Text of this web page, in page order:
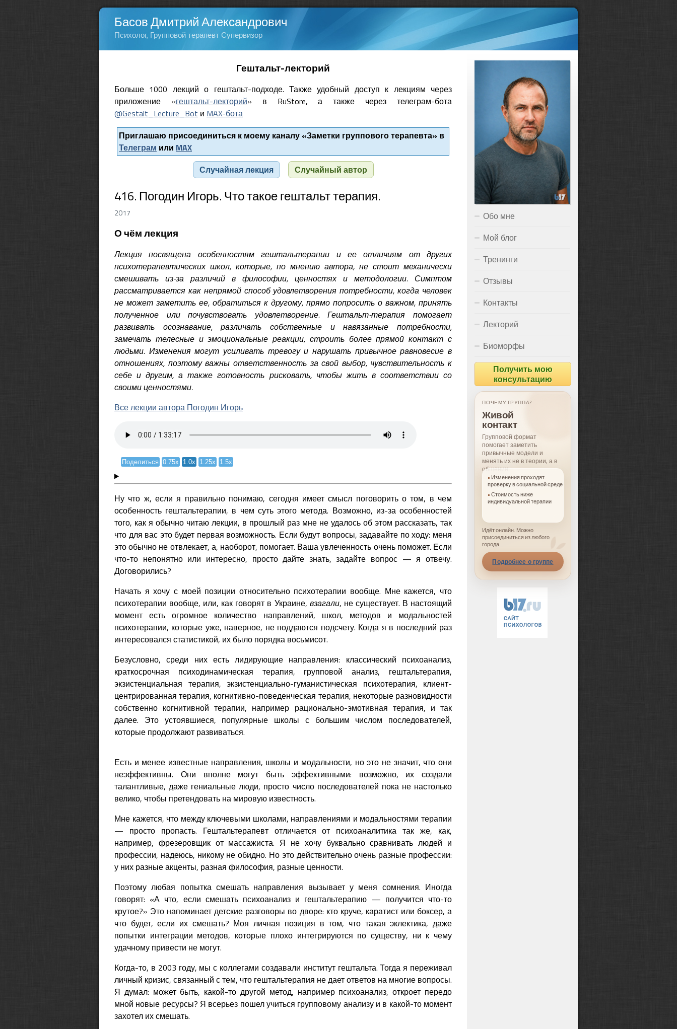
Басов Дмитрий Александрович
Психолог, Групповой терапевт Супервизор
Гештальт-лекторий
Больше 1000 лекций о гештальт-подходе. Также удобный доступ к лекциям через
приложение «гештальт-лекторий» в RuStore, а также через телеграм-бота
@Gestalt_Lecture_Bot и MAX-бота
Приглашаю присоединиться к моему каналу «Заметки группового терапевта» в
Телеграм или MAX
Случайная лекция
Случайный автор
416. Погодин Игорь. Что такое гештальт терапия.
2017
О чём лекция
Лекция посвящена особенностям гештальтерапии и ее отличиям от других
психотерапевтических школ, которые, по мнению автора, не стоит механически
смешивать из-за различий в философии, ценностях и методологии. Симптом
рассматривается как непрямой способ удовлетворения потребности, когда человек
не может заметить ее, обратиться к другому, прямо попросить о важном, принять
полученное или почувствовать удовлетворение. Гештальт-терапия помогает
развивать осознавание, различать собственные и навязанные потребности,
замечать телесные и эмоциональные реакции, строить более прямой контакт с
людьми. Изменения могут усиливать тревогу и нарушать привычное равновесие в
отношениях, поэтому важны ответственность за свой выбор, чувствительность к
себе и другим, а также готовность рисковать, чтобы жить в соответствии со
своими ценностями.
Все лекции автора Погодин Игорь
Поделиться 0.75x 1.0x 1.25x 1.5x
Ну что ж, если я правильно понимаю, сегодня имеет смысл поговорить о том, в чем
особенность гештальтерапии, в чем суть этого метода. Возможно, из-за особенностей
того, как я обычно читаю лекции, в прошлый раз мне не удалось об этом рассказать, так
что для вас это будет первая возможность. Если будут вопросы, задавайте по ходу: меня
это обычно не отвлекает, а, наоборот, помогает. Ваша увлеченность очень поможет. Если
что-то непонятно или интересно, просто дайте знать, задайте вопрос — я отвечу.
Договорились?
Начать я хочу с моей позиции относительно психотерапии вообще. Мне кажется, что
психотерапии вообще, или, как говорят в Украине, взагали, не существует. В настоящий
момент есть огромное количество направлений, школ, методов и модальностей
психотерапии, которые уже, наверное, не поддаются подсчету. Когда я в последний раз
интересовался статистикой, их было порядка восьмисот.
Безусловно, среди них есть лидирующие направления: классический психоанализ,
краткосрочная психодинамическая терапия, групповой анализ, гештальтерапия,
экзистенциальная терапия, экзистенциально-гуманистическая психотерапия, клиент-
центрированная терапия, когнитивно-поведенческая терапия, некоторые разновидности
собственно когнитивной терапии, например рационально-эмотивная терапия, и так
далее. Это устоявшиеся, популярные школы с большим числом последователей,
которые продолжают развиваться.
Есть и менее известные направления, школы и модальности, но это не значит, что они
неэффективны. Они вполне могут быть эффективными: возможно, их создали
талантливые, даже гениальные люди, просто число последователей пока не настолько
велико, чтобы претендовать на мировую известность.
Мне кажется, что между ключевыми школами, направлениями и модальностями терапии
— просто пропасть. Гештальтерапевт отличается от психоаналитика так же, как,
например, фрезеровщик от массажиста. Я не хочу буквально сравнивать людей и
профессии, надеюсь, никому не обидно. Но это действительно очень разные профессии:
у них разные акценты, разная философия, разные ценности.
Поэтому любая попытка смешать направления вызывает у меня сомнения. Иногда
говорят: «А что, если смешать психоанализ и гештальтерапию — получится что-то
крутое?» Это напоминает детские разговоры во дворе: кто круче, каратист или боксер, а
что будет, если их смешать? Моя личная позиция в том, что такая эклектика, даже
попытки интеграции методов, которые плохо интегрируются по существу, ни к чему
удачному привести не могут.
Когда-то, в 2003 году, мы с коллегами создавали институт гештальта. Тогда я переживал
личный кризис, связанный с тем, что гештальтерапия не дает ответов на многие вопросы.
Я думал: может быть, какой-то другой метод, например психоанализ, откроет передо
мной новые ресурсы? Я всерьез пошел учиться групповому анализу и в какой-то момент
захотел их смешать.
Обо мне
Мой блог
Тренинги
Отзывы
Контакты
Лекторий
Биоморфы
Получить мою
консультацию
ПОЧЕМУ ГРУППА?
Живой
контакт
Групповой формат
помогает заметить
привычные модели и
менять их не в теории, а в
общении.
Изменения проходят
проверку в социальной среде
Стоимость ниже
индивидуальной терапии
Идёт онлайн. Можно
присоединиться из любого
города.
Подробнее о группе